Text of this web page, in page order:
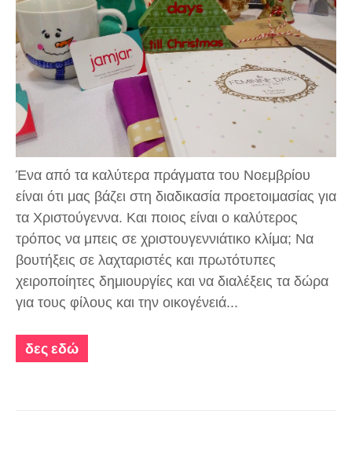
Ένα από τα καλύτερα πράγματα του Νοεμβρίου
είναι ότι μας βάζει στη διαδικασία προετοιμασίας για
τα Χριστούγεννα. Και ποιος είναι ο καλύτερος
τρόπος να μπεις σε χριστουγεννιάτικο κλίμα; Να
βουτήξεις σε λαχταριστές και πρωτότυπες
χειροποίητες δημιουργίες και να διαλέξεις τα δώρα
για τους φίλους και την οικογένειά...
δες εδώ